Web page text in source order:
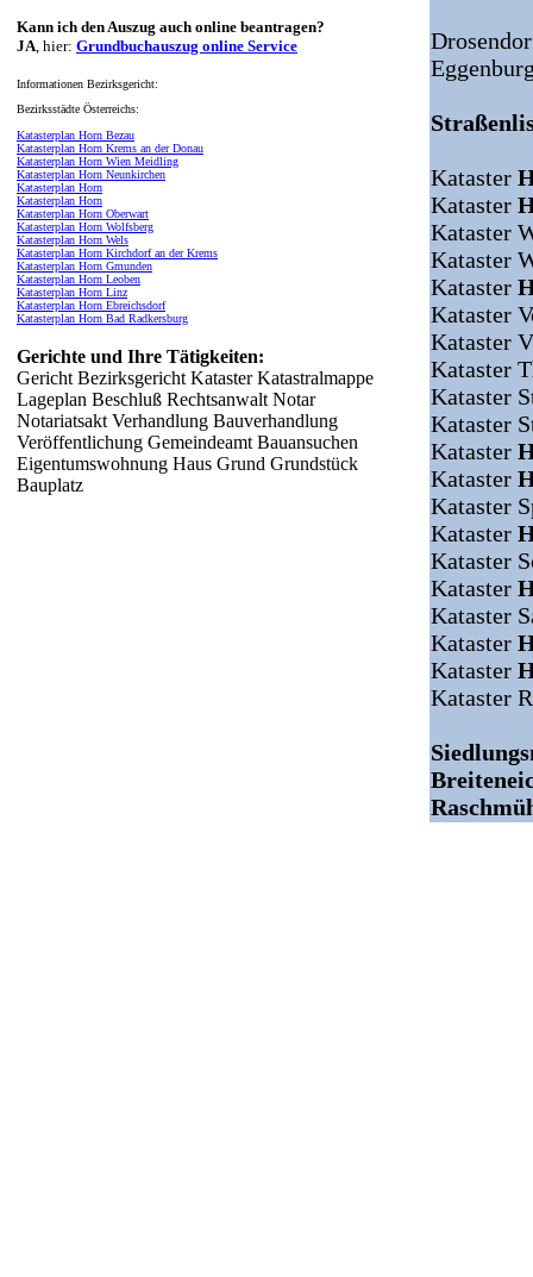
Kann ich den Auszug auch online beantragen?
JA, hier: Grundbuchauszug online Service
Informationen Bezirksgericht:
Bezirksstädte Österreichs:
Katasterplan Horn Bezau
Katasterplan Horn Krems an der Donau
Katasterplan Horn Wien Meidling
Katasterplan Horn Neunkirchen
Katasterplan Horn
Katasterplan Horn
Katasterplan Horn Oberwart
Katasterplan Horn Wolfsberg
Katasterplan Horn Wels
Katasterplan Horn Kirchdorf an der Krems
Katasterplan Horn Gmunden
Katasterplan Horn Leoben
Katasterplan Horn Linz
Katasterplan Horn Ebreichsdorf
Katasterplan Horn Bad Radkersburg
Gerichte und Ihre Tätigkeiten:
Gericht Bezirksgericht Kataster Katastralmappe
Lageplan Beschluß Rechtsanwalt Notar
Notariatsakt Verhandlung Bauverhandlung
Veröffentlichung Gemeindeamt Bauansuchen
Eigentumswohnung Haus Grund Grundstück
Bauplatz
Kataster
Kataster
Kataster
Kataster
Kataster
Kataster
Kataster
Kataster
Kataster
Kataster
Kataster
Kataster
Kataster
Kataster
Kataster
Kataster
Kataster
Kataster
Kataster
Kataster